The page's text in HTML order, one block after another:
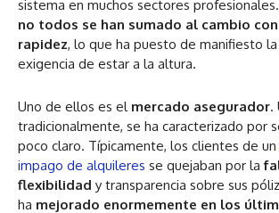
sistema en muchos sectores
no todos se han sumado al cambio
rapidez, lo que ha puesto de manifiesto
exigencia de estar a la altura.
Uno de ellos es el mercado asegurador.
tradicionalmente, se ha caracterizado por
poco claro. Típicamente, los clientes de un
impago de alquileres se quejaban por la
flexibilidad y transparencia sobre sus
ha mejorado enormemente en los